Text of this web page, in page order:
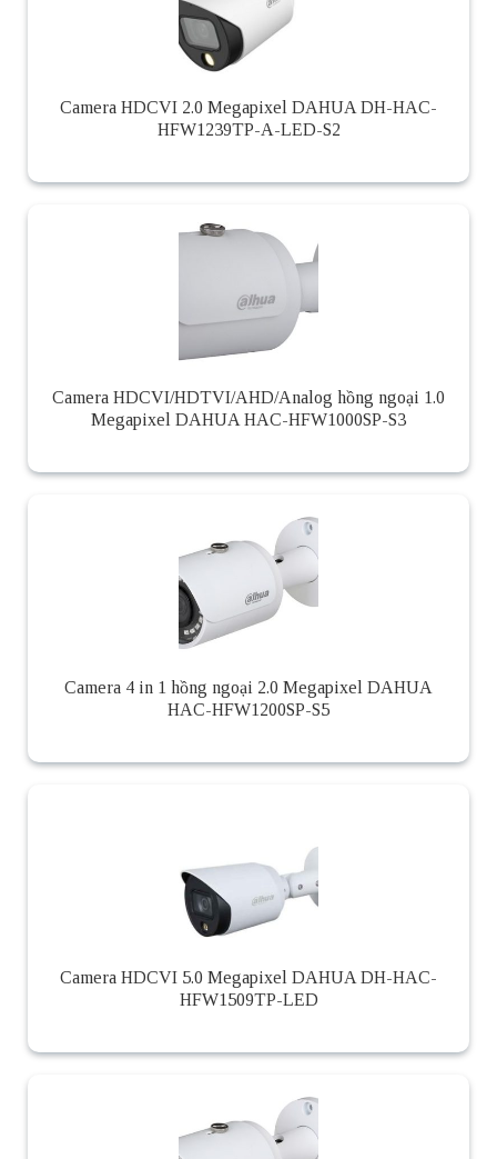
Camera HDCVI 2.0 Megapixel DAHUA DH-HAC-
HFW1239TP-A-LED-S2
Camera HDCVI/HDTVI/AHD/Analog hồng ngoại 1.0
Megapixel DAHUA HAC-HFW1000SP-S3
Camera 4 in 1 hồng ngoại 2.0 Megapixel DAHUA
HAC-HFW1200SP-S5
Camera HDCVI 5.0 Megapixel DAHUA DH-HAC-
HFW1509TP-LED